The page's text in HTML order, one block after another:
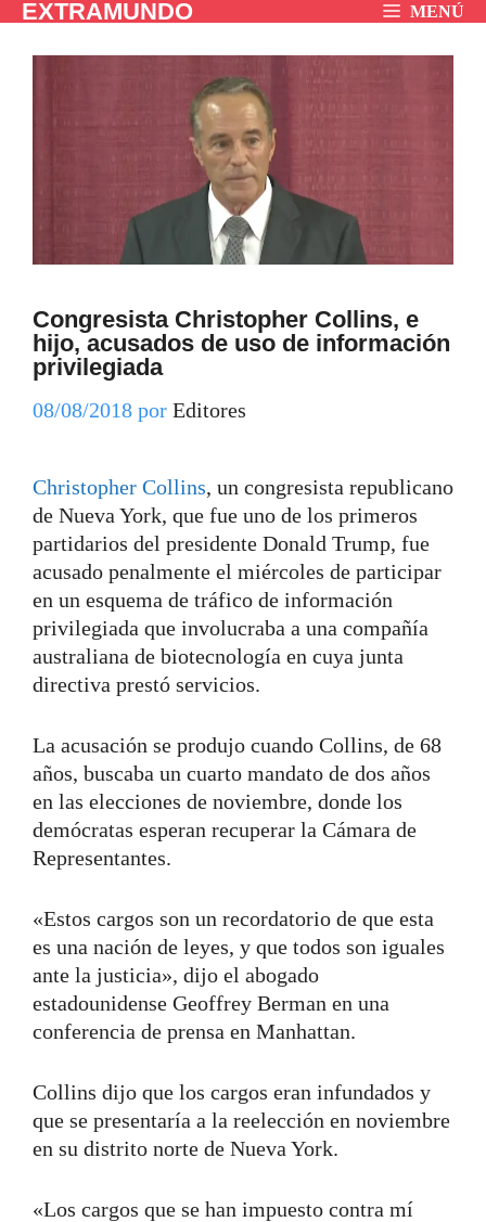
SaltarEXTRAMUNDO MENÚ
Congresista Christopher Collins, e
hijo, acusados de uso de información
privilegiada
08/08/2018 por Editores
Christopher Collins, un congresista republicano
de Nueva York, que fue uno de los primeros
partidarios del presidente Donald Trump, fue
acusado penalmente el miércoles de participar
en un esquema de tráfico de información
privilegiada que involucraba a una compañía
australiana de biotecnología en cuya junta
directiva prestó servicios.
La acusación se produjo cuando Collins, de 68
años, buscaba un cuarto mandato de dos años
en las elecciones de noviembre, donde los
demócratas esperan recuperar la Cámara de
Representantes.
«Estos cargos son un recordatorio de que esta
es una nación de leyes, y que todos son iguales
ante la justicia», dijo el abogado
estadounidense Geoffrey Berman en una
conferencia de prensa en Manhattan.
Collins dijo que los cargos eran infundados y
que se presentaría a la reelección en noviembre
en su distrito norte de Nueva York.
«Los cargos que se han impuesto contra mí